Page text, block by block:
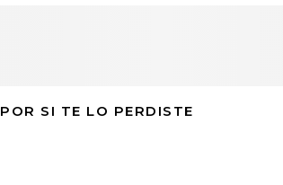
POR SI TE LO PERDISTE